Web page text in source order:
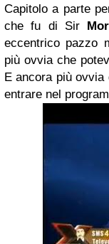
Capitolo a parte
che fu di Sir
eccentrico pazzo
più ovvia che
E ancora più
entrare nel